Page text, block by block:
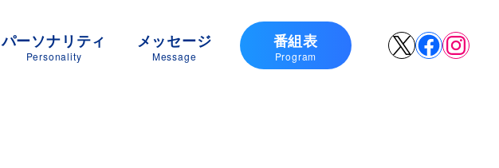
X
パーソナリティ
Personality
メッセージ
Message
番組表
Program